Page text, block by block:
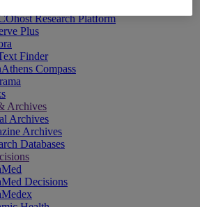
Research Platform
Plus
Finder
Compass
Archives
Archives
Archives
Databases
Decisions